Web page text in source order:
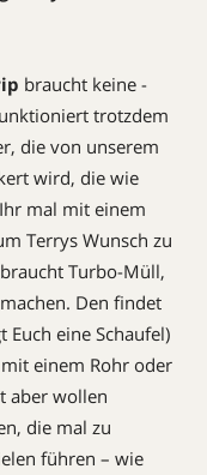
braucht keine ­
trotzdem
die von unserem
wird, die wie
mal mit einem
Terrys Wunsch zu
Turbo-Müll,
Den findet
eine Schaufel)
einem Rohr oder
aber wollen
die mal zu
führen – wie